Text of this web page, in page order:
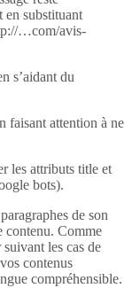
en substituant
…com/avis-
s’aidant du
faisant attention à ne
les attributs title et
bots).
de son
contenu. Comme
les cas de
contenus
compréhensible.